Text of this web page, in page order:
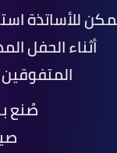
للأساتذة
أثناء الحفل
صُنع